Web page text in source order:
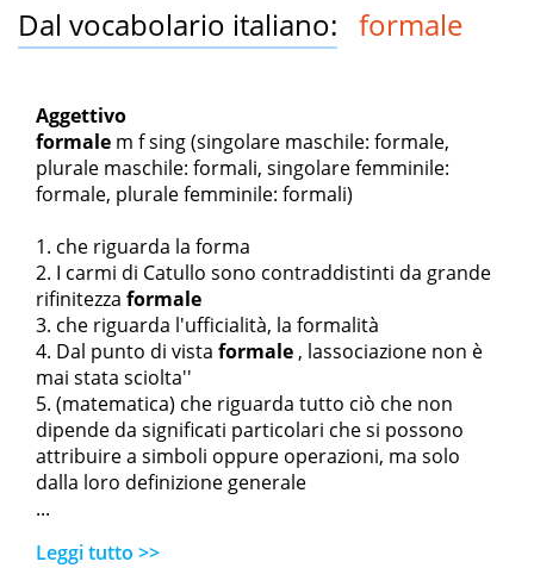
Dal vocabolario italiano: formale
Aggettivo
formale m f sing(singolare maschile: formale,
plurale maschile: formali, singolare femminile:
formale, plurale femminile: formali)
che riguarda la forma
I carmi di Catullo sono contraddistinti da grande
rifinitezza formale
che riguarda l'ufficialità, la formalità
Dal punto di vista formale , lassociazione non è
mai stata sciolta''
(matematica) che riguarda tutto ciò che non
dipende da significati particolari che si possono
attribuire a simboli oppure operazioni, ma solo
dalla loro definizione generale
...
Leggi tutto >>